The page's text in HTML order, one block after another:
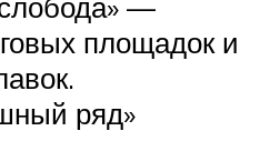
—
площадок и
ряд»